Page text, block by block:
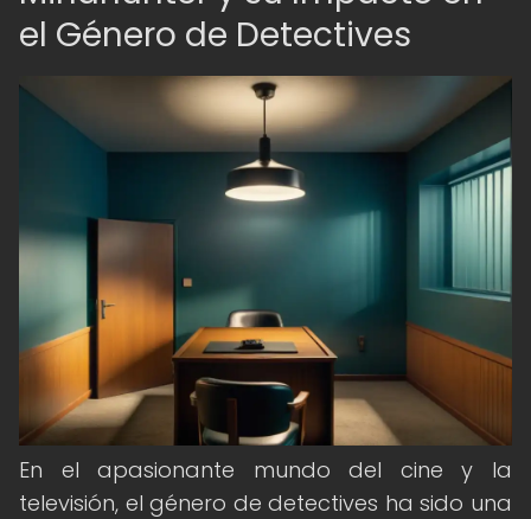
el Género de Detectives
En el apasionante mundo del cine y la
televisión, el género de detectives ha sido una